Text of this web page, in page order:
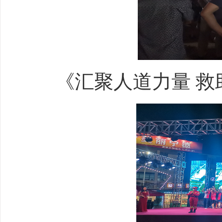
《汇聚人道力量 救